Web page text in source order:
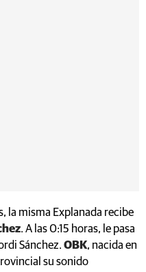
la misma Explanada recibe
. A las 0:15 horas, le pasa
Sánchez. OBK, nacida en
su sonido